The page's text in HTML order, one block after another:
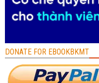
DONATE FOR EBOOKBKMT